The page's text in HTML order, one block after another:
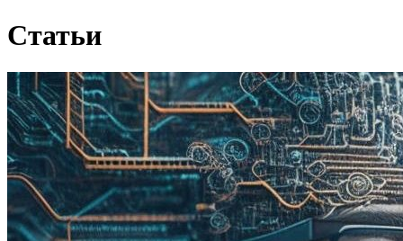
Статьи